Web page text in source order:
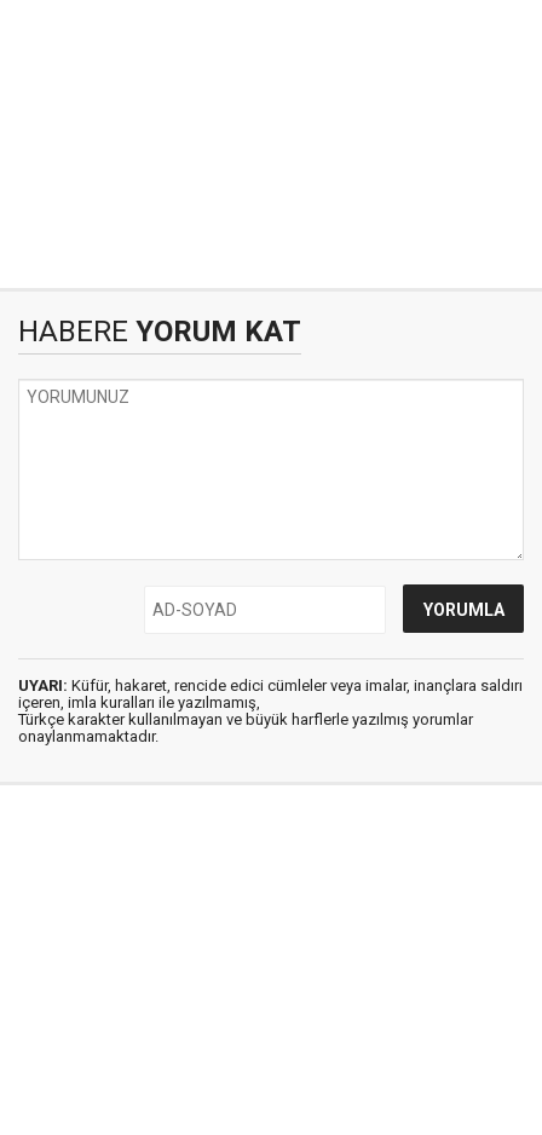
HABERE YORUM KAT
UYARI: Küfür, hakaret, rencide edici cümleler veya imalar, inançlara saldırı
içeren, imla kuralları ile yazılmamış,
Türkçe karakter kullanılmayan ve büyük harflerle yazılmış yorumlar
onaylanmamaktadır.